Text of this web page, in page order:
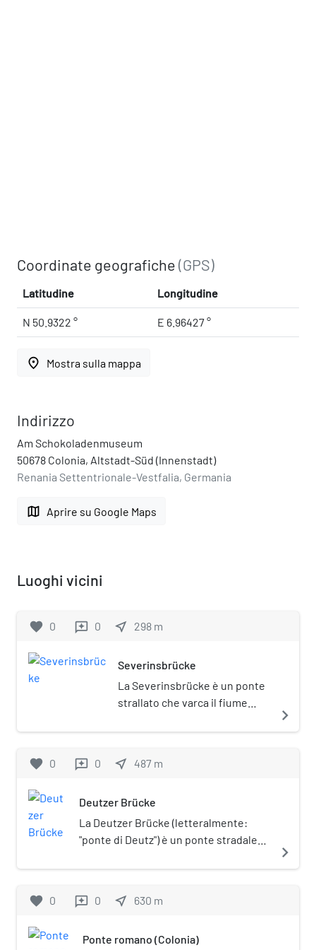
Coordinate geografiche(GPS)
Latitudine Longitudine
N 50.9322 ° E 6.96427 °
place Mostra sulla mappa
Indirizzo
Am Schokoladenmuseum
50678 Colonia, Altstadt-Süd (Innenstadt)
Renania Settentrionale-Vestfalia, Germania
map Aprire su Google Maps
Luoghi vicini
favorite 0 reviews 0 near_me 298 m
Severinsbrücke
La Severinsbrücke è un ponte
strallato che varca il fiume
Colonia. Esso è attraversato
binari della Stadtbahn.
navigate_next
favorite 0 reviews 0 near_me 487 m
Deutzer Brücke
La Deutzer Brücke (letteralmente:
"ponte di Deutz") è un ponte stradale
tedesca di Colonia.
navigate_next
favorite 0 reviews 0 near_me 630 m
Ponte romano (Colonia)